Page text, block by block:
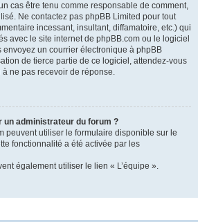
cas être tenu comme responsable de comment,
Ne contactez pas phpBB Limited pour tout
incessant, insultant, diffamatoire, etc.) qui
avec le site internet de phpBB.com ou le logiciel
envoyez un courrier électronique à phpBB
de tierce partie de ce logiciel, attendez-vous
ne pas recevoir de réponse.
un administrateur du forum ?
peuvent utiliser le formulaire disponible sur le
fonctionnalité a été activée par les
également utiliser le lien « L’équipe ».